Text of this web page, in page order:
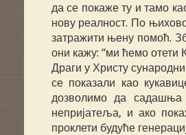
да се покаже ту и тамо
нову реалност. По
затражити њену помоћ.
они кажу: “ми ћемо отети
Драги у Христу
се показали као
дозволимо да садашња
непријатеља, и ако
проклети будуће